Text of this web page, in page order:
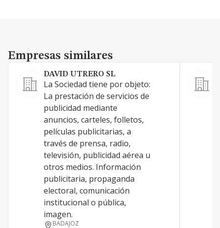
Empresas similares
Empresas similares
DAVID UTRERO SL
La Sociedad tiene por objeto:
La prestación de servicios de
publicidad mediante
anuncios, carteles, folletos,
películas publicitarias, a
través de prensa, radio,
televisión, publicidad aérea u
otros medios. Información
publicitaria, propaganda
electoral, comunicación
institucional o pública,
imagen.
BADAJOZ